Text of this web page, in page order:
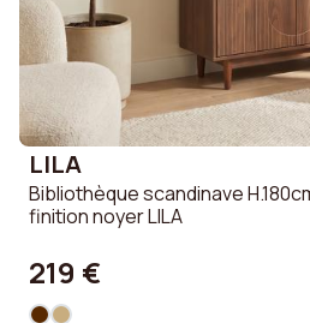
LILA
Bibliothèque scandinave
finition noyer LILA
219 €